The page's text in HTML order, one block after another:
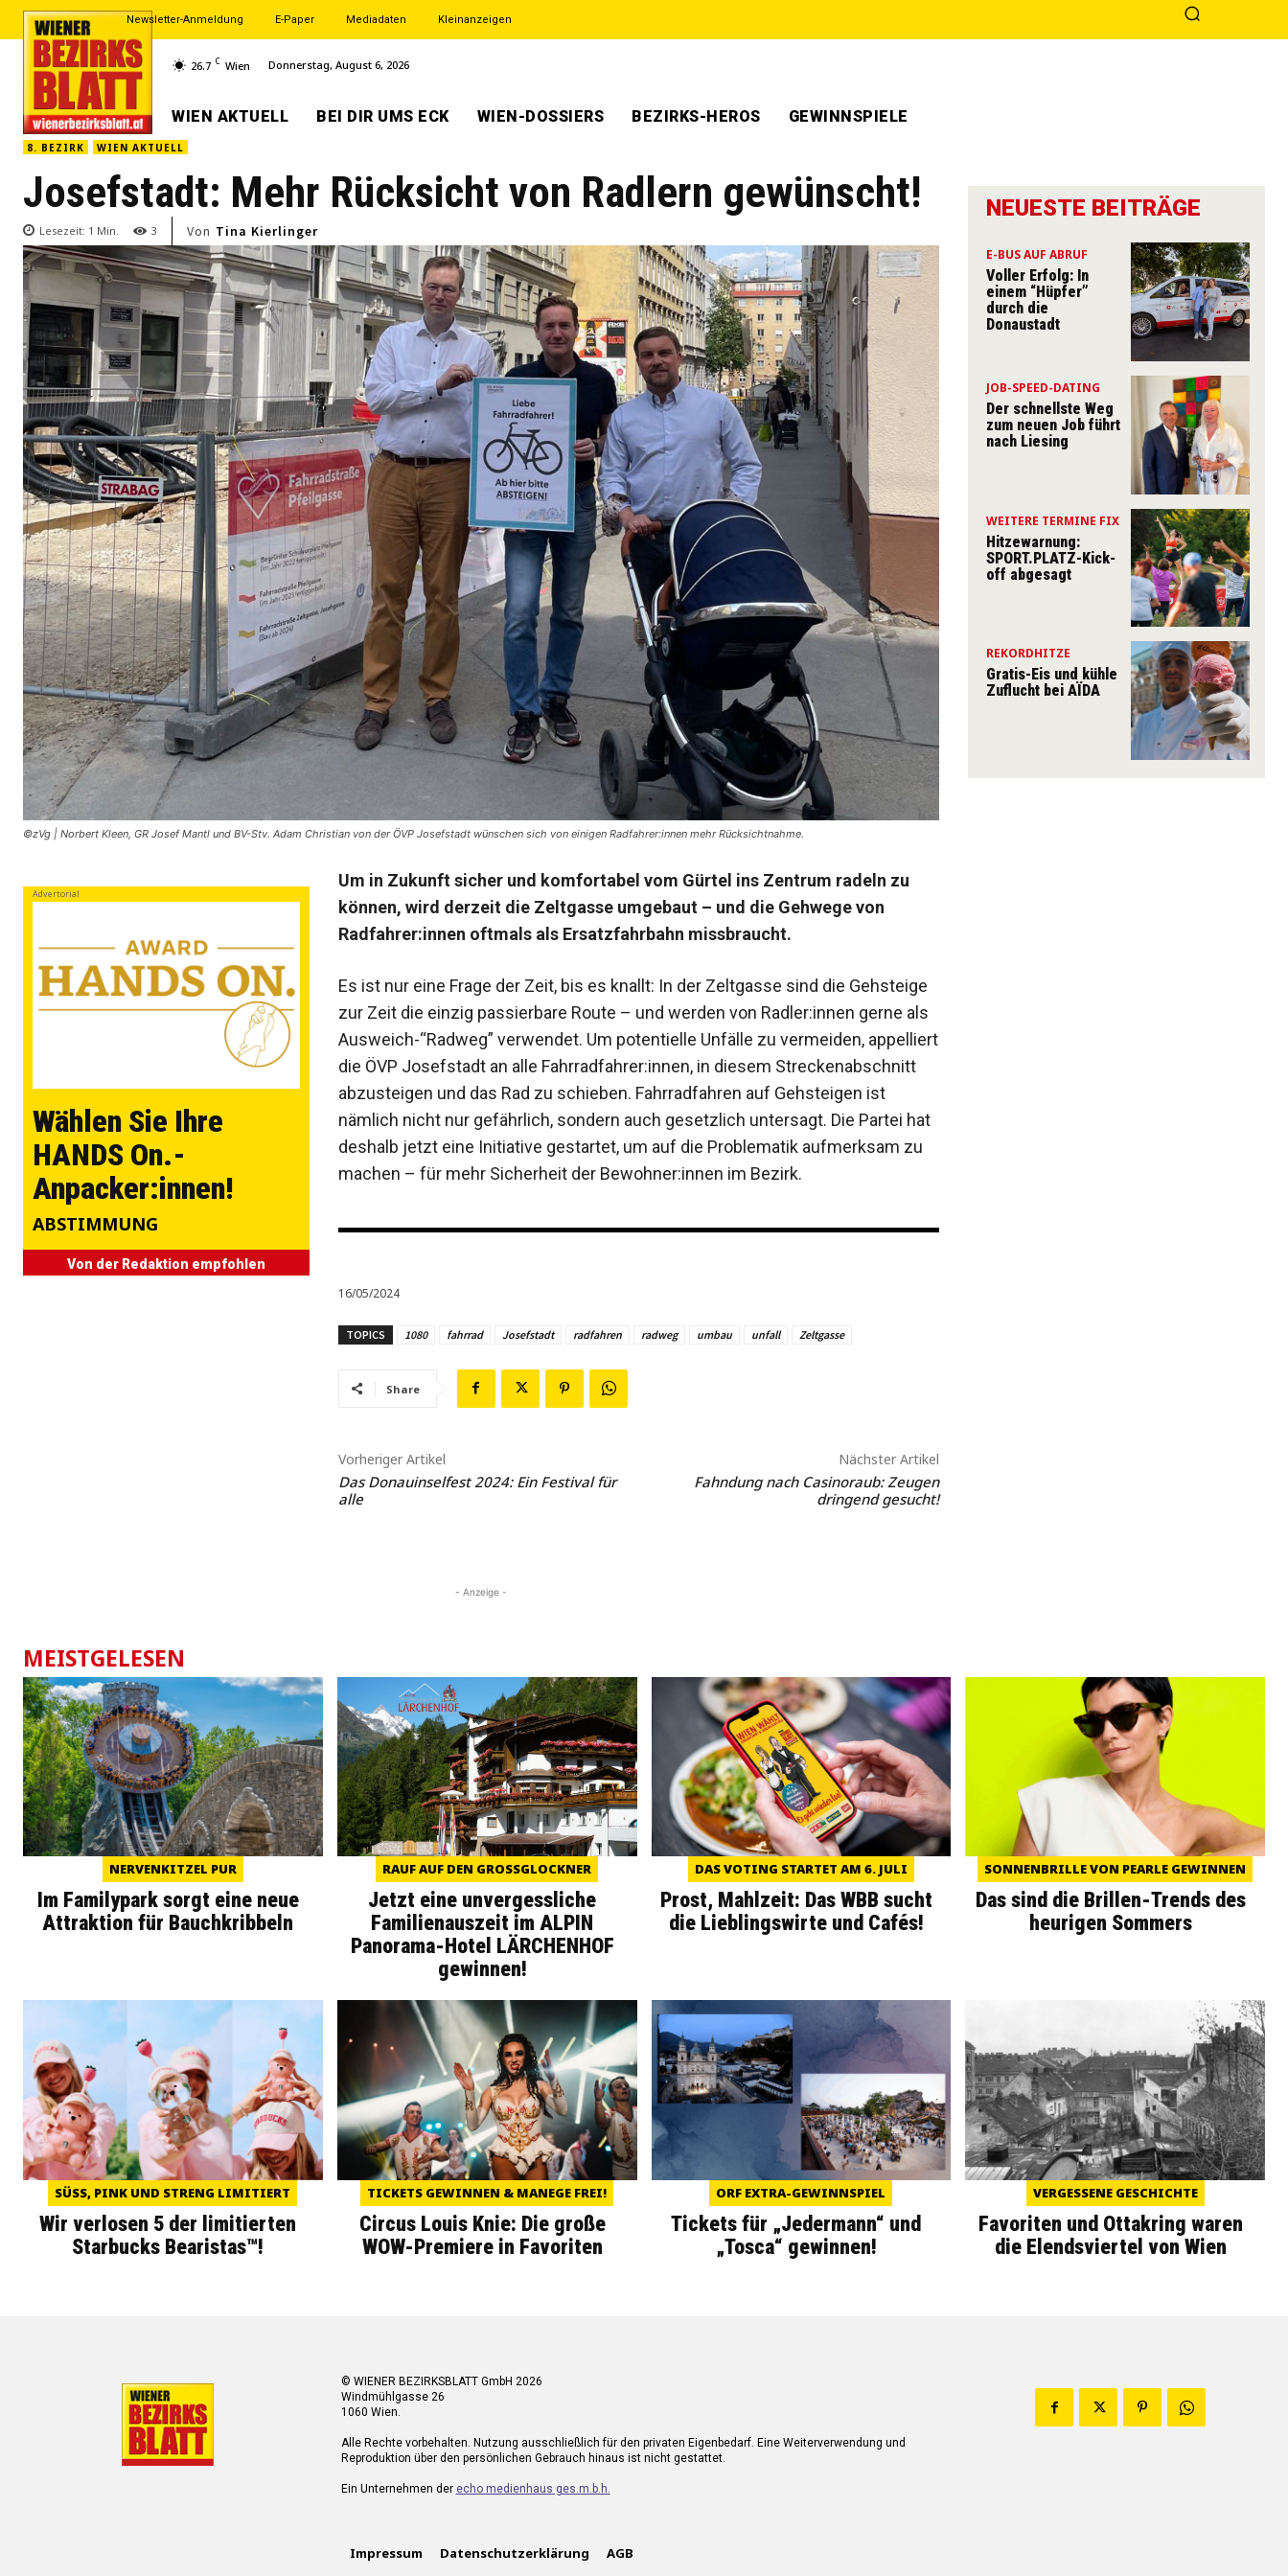
Newsletter-Anmeldung E-Paper Mediadaten Kleinanzeigen
26.7 C Wien Donnerstag, August 6, 2026
WIEN AKTUELL BEI DIR UMS ECK WIEN-DOSSIERS BEZIRKS-HEROS GEWINNSPIELE
8. BEZIRK WIEN AKTUELL
Josefstadt: Mehr Rücksicht von Radlern gewünscht!
Lesezeit: 1 Min. 3 Von Tina Kierlinger
©zVg | Norbert Kleen, GR Josef Mantl und BV-Stv. Adam Christian von der ÖVP Josefstadt wünschen sich von einigen Radfahrer:innen mehr Rücksichtnahme.
Advertorial
Wählen Sie Ihre
HANDS On.-
Anpacker:innen!
ABSTIMMUNG
Von der Redaktion empfohlen
Um in Zukunft sicher und komfortabel vom Gürtel ins Zentrum radeln zu
können, wird derzeit die Zeltgasse umgebaut – und die Gehwege von
Radfahrer:innen oftmals als Ersatzfahrbahn missbraucht.
Es ist nur eine Frage der Zeit, bis es knallt: In der Zeltgasse sind die Gehsteige
zur Zeit die einzig passierbare Route – und werden von Radler:innen gerne als
Ausweich-“Radweg” verwendet. Um potentielle Unfälle zu vermeiden, appelliert
die ÖVP Josefstadt an alle Fahrradfahrer:innen, in diesem Streckenabschnitt
abzusteigen und das Rad zu schieben. Fahrradfahren auf Gehsteigen ist
nämlich nicht nur gefährlich, sondern auch gesetzlich untersagt. Die Partei hat
deshalb jetzt eine Initiative gestartet, um auf die Problematik aufmerksam zu
machen – für mehr Sicherheit der Bewohner:innen im Bezirk.
16/05/2024
TOPICS 1080 fahrrad Josefstadt radfahren radweg umbau unfall Zeltgasse
Share
Vorheriger Artikel
Das Donauinselfest 2024: Ein Festival für
alle
Nächster Artikel
Fahndung nach Casinoraub: Zeugen
dringend gesucht!
- Anzeige -
NEUESTE BEITRÄGE
E-BUS AUF ABRUF
Voller Erfolg: In
einem “Hüpfer”
durch die
Donaustadt
JOB-SPEED-DATING
Der schnellste Weg
zum neuen Job führt
nach Liesing
WEITERE TERMINE FIX
Hitzewarnung:
SPORT.PLATZ-Kick-
off abgesagt
REKORDHITZE
Gratis-Eis und kühle
Zuflucht bei AÏDA
MEISTGELESEN
NERVENKITZEL PUR
Im Familypark sorgt eine neue
Attraktion für Bauchkribbeln
RAUF AUF DEN GROSSGLOCKNER
Jetzt eine unvergessliche
Familienauszeit im ALPIN
Panorama-Hotel LÄRCHENHOF
gewinnen!
DAS VOTING STARTET AM 6. JULI
Prost, Mahlzeit: Das WBB sucht
die Lieblingswirte und Cafés!
SONNENBRILLE VON PEARLE GEWINNEN
Das sind die Brillen-Trends des
heurigen Sommers
SÜSS, PINK UND STRENG LIMITIERT
Wir verlosen 5 der limitierten
Starbucks Bearistas™!
TICKETS GEWINNEN & MANEGE FREI!
Circus Louis Knie: Die große
WOW-Premiere in Favoriten
ORF EXTRA-GEWINNSPIEL
Tickets für „Jedermann“ und
„Tosca“ gewinnen!
VERGESSENE GESCHICHTE
Favoriten und Ottakring waren
die Elendsviertel von Wien
© WIENER BEZIRKSBLATT GmbH 2026
Windmühlgasse 26
1060 Wien.
Alle Rechte vorbehalten. Nutzung ausschließlich für den privaten Eigenbedarf. Eine Weiterverwendung und
Reproduktion über den persönlichen Gebrauch hinaus ist nicht gestattet.
Ein Unternehmen der echo medienhaus ges.m.b.h.
Impressum Datenschutzerklärung AGB